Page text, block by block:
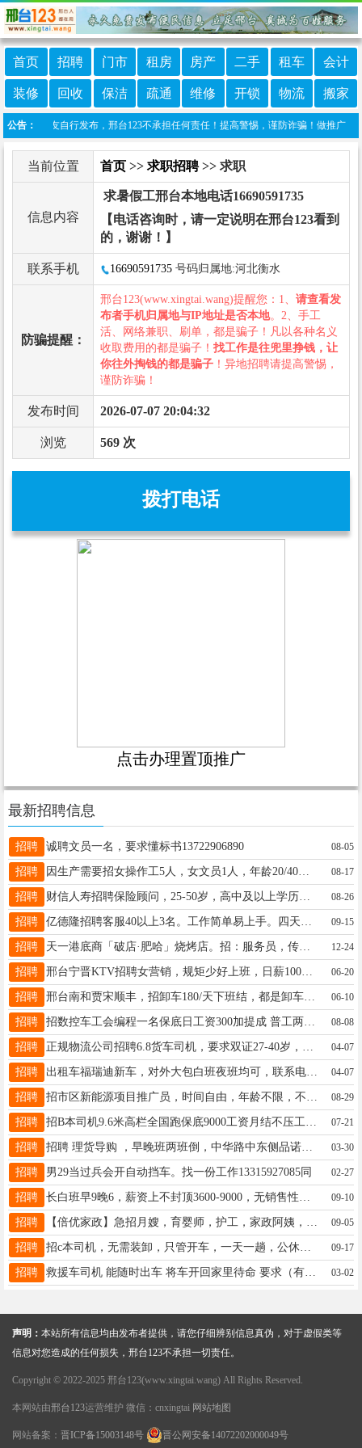
首页 招聘 门市 租房 房产 二手 租车 会计
装修 回收 保洁 疏通 维修 开锁 物流 搬家
公告：
息由网友自行发布，邢台123不承担任何责任！提高警惕，谨防诈骗！做推广、做
当前位置 首页 >> 求职招聘>> 求职
信息内容
求暑假工邢台本地电话16690591735
【电话咨询时，请一定说明在邢台123看到
的，谢谢！】
联系手机 16690591735 号码归属地:河北衡水
防骗提醒：
邢台123(www.xingtai.wang)提醒您：1、 请查看发
布者手机归属地与IP地址是否本地。2、手工
活、网络兼职、刷单，都是骗子！凡以各种名义
收取费用的都是骗子！ 找工作是往兜里挣钱，让
你往外掏钱的都是骗子 ！异地招聘请提高警惕，
谨防诈骗！
发布时间 2026-07-07 20:04:32
浏览 569 次
拨打电话
点击办理置顶推广
最新招聘信息
招聘 诚聘文员一名，要求懂标书13722906890 08-05
招聘 因生产需要招女操作工5人，女文员1人，年龄20/40岁，薪资面议，北张村口附近，电话：17800396444 08-17
招聘 08-26
招聘 09-15
招聘 天一港底商「破店·肥哈」烧烤店。招：服务员，传菜工，抖音运营。联系人：梁总。Tel：13323093000 12-24
招聘 邢台宁晋KTV招聘女营销，规矩少好上班，日薪1000-2000+，有意加微：nq71766，电话17632699523 06-20
招聘 邢台南和贾宋顺丰，招卸车180/天下班结，都是卸车的活，全部小件，活轻松不累，电话18032956363微信同号！ 06-10
招聘 08-08
招聘 04-07
招聘 出租车福瑞迪新车，对外大包白班夜班均可，联系电话18932971097 04-07
招聘 08-29
招聘 07-21
招聘 招聘 理货导购 ，早晚班两班倒，中华路中东侧​品诺有文具生活馆，工资3000－5000，电话15532986441 03-30
招聘 男29当过兵会开自动挡车。找一份工作13315927085同 02-27
招聘 09-10
招聘 09-05
招聘 招c本司机，无需装卸，只管开车，一天一趟，公休三天，仓对仓，点对点跑，15297429585微信 09-17
招聘 救援车司机 能随时出车 将车开回家里待命 要求（有高度安全行车无饮酒习惯40岁以下桥西居住电话15632970100 03-02
声明： 本站所有信息均由发布者提供，请您仔细辨别信息真伪，对于虚假类等
信息对您造成的任何损失，邢台123不承担一切责任。
Copyright © 2022-2025 邢台123(www.xingtai.wang) All Rights Reserved.
本网站由邢台123运营维护 微信：cnxingtai 网站地图
网站备案： 晋ICP备15003148号 晋公网安备14072202000049号